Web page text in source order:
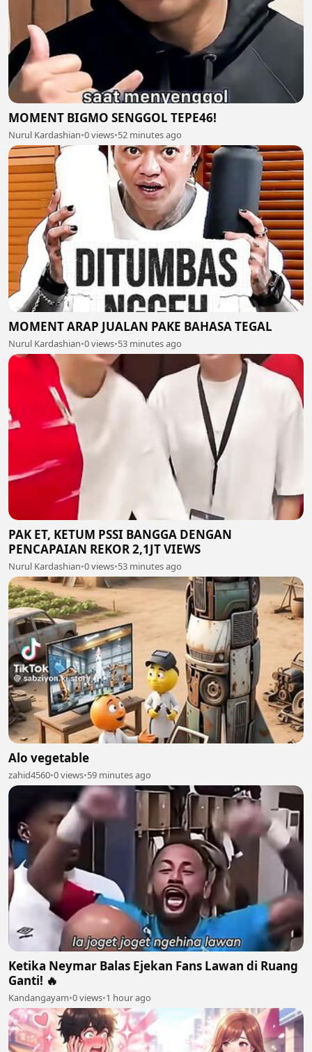
MOMENT BIGMO SENGGOL TEPE46!
Nurul Kardashian•0 views•52 minutes ago
MOMENT ARAP JUALAN PAKE BAHASA TEGAL
Nurul Kardashian•0 views•53 minutes ago
PAK ET, KETUM PSSI BANGGA DENGAN
PENCAPAIAN REKOR 2,1JT VIEWS
Nurul Kardashian•0 views•53 minutes ago
Alo vegetable
zahid4560•0 views•59 minutes ago
Ketika Neymar Balas Ejekan Fans Lawan di Ruang
Ganti! 🔥
Kandangayam•0 views•1 hour ago